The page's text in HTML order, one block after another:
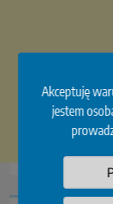
Akceptuję
jestem